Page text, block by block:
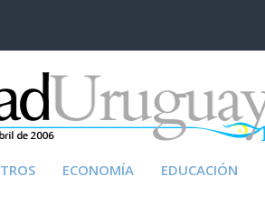
ECONOMÍA EDUCACIÓN